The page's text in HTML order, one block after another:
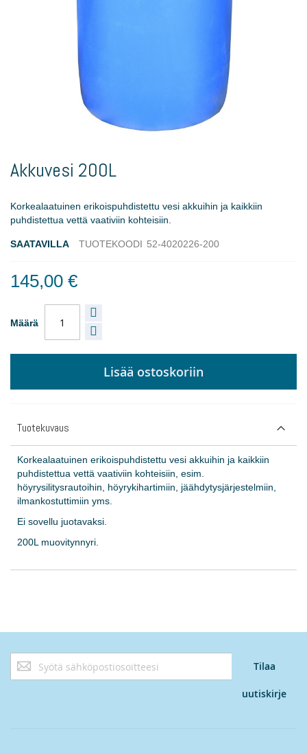
the
the
images
Akkuvesi 200L
Korkealaatuinen erikoispuhdistettu vesi akkuihin ja kaikkiin
puhdistettua vettä vaativiin kohteisiin.
SAATAVILLA TUOTEKOODI 52-4020226-200
145,00 €
Määrä
Lisää ostoskoriin
Tuotekuvaus
Korkealaatuinen erikoispuhdistettu vesi akkuihin ja kaikkiin
puhdistettua vettä vaativiin kohteisiin, esim.
höyrysilitysrautoihin, höyrykihartimiin, jäähdytysjärjestelmiin,
ilmankostuttimiin yms.
Ei sovellu juotavaksi.
200L muovitynnyri.
Tilaa
uutiskirjeemme:
Tilaa
uutiskirje